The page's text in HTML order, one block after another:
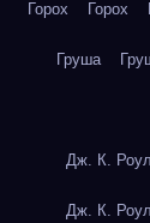
Горох Горох
Груша
Дж. К.
Дж. К.